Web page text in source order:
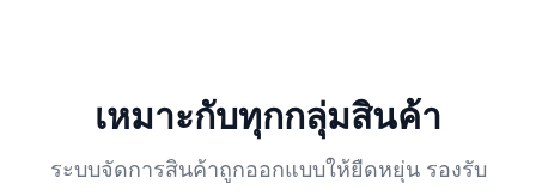
เหมาะกับทุกกลุ่มสินค้า
ระบบจัดการสินค้าถูกออกแบบให้ยืดหยุ่น รองรับ